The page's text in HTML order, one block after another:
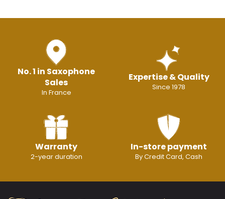
No. 1 in Saxophone
Sales
In France
Expertise & Quality
Since 1978
Warranty
2-year duration
In-store payment
By Credit Card, Cash